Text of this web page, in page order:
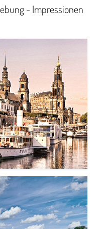
- Impressionen